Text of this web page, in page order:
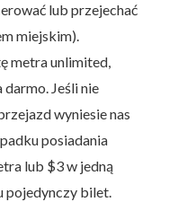
lub przejechać
miejskim).
metra unlimited,
Jeśli nie
wyniesie nas
posiadania
lub $3 w jedną
pojedynczy bilet.